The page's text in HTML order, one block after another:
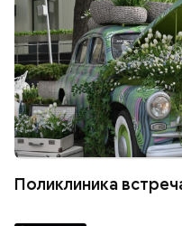
Поликлиника